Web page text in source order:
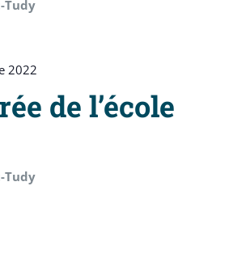
Tudy
2022
de l’école
Tudy